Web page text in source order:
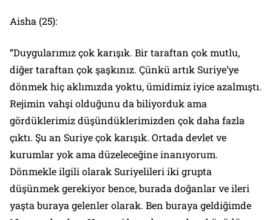
Aisha (25):
“Duygularımız çok karışık. Bir taraftan çok mutlu,
diğer taraftan çok şaşkınız. Çünkü artık Suriye’ye
dönmek hiç aklımızda yoktu, ümidimiz iyice azalmıştı.
Rejimin vahşi olduğunu da biliyorduk ama
gördüklerimiz düşündüklerimizden çok daha fazla
çıktı. Şu an Suriye çok karışık. Ortada devlet ve
kurumlar yok ama düzeleceğine inanıyorum.
Dönmekle ilgili olarak Suriyelileri iki grupta
düşünmek gerekiyor bence, burada doğanlar ve ileri
yaşta buraya gelenler olarak. Ben buraya geldiğimde